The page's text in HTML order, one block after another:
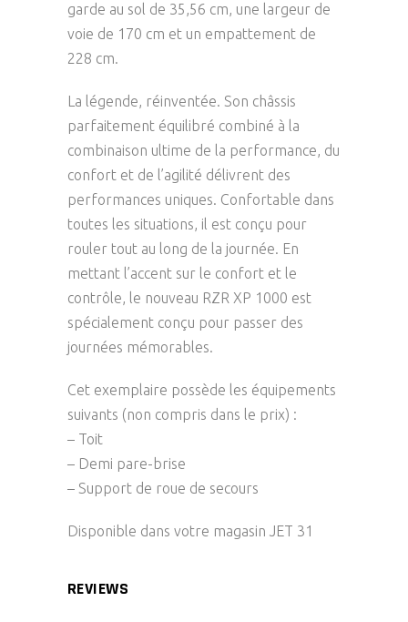
garde au sol de 35,56 cm, une largeur de
voie de 170 cm et un empattement de
228 cm.
La légende, réinventée. Son châssis
parfaitement équilibré combiné à la
combinaison ultime de la performance, du
confort et de l’agilité délivrent des
performances uniques. Confortable dans
toutes les situations, il est conçu pour
rouler tout au long de la journée. En
mettant l’accent sur le confort et le
contrôle, le nouveau RZR XP 1000 est
spécialement conçu pour passer des
journées mémorables.
Cet exemplaire possède les équipements
suivants (non compris dans le prix) :
– Toit
– Demi pare-brise
– Support de roue de secours
Disponible dans votre magasin JET 31
REVIEWS